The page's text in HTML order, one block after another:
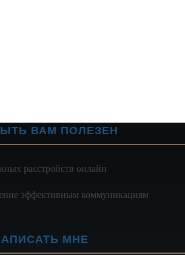
ВАМ ПОЛЕЗЕН
расстройств онлайн
эффективным коммуникациям
МНЕ